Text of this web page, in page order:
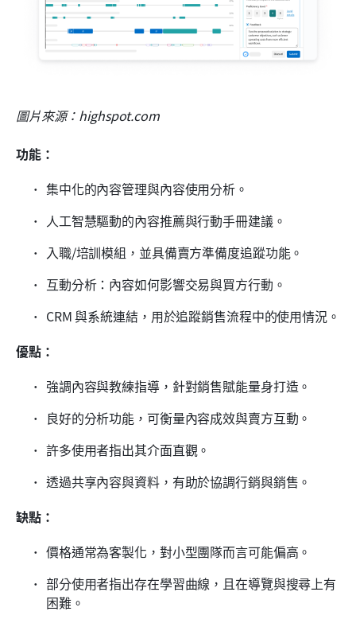
圖片來源：highspot.com
功能：
集中化的內容管理與內容使用分析。
人工智慧驅動的內容推薦與行動手冊建議。
入職/培訓模組，並具備賣方準備度追蹤功能。
互動分析：內容如何影響交易與買方行動。
CRM 與系統連結，用於追蹤銷售流程中的使用情況。
優點：
強調內容與教練指導，針對銷售賦能量身打造。
良好的分析功能，可衡量內容成效與賣方互動。
許多使用者指出其介面直觀。
透過共享內容與資料，有助於協調行銷與銷售。
缺點：
價格通常為客製化，對小型團隊而言可能偏高。
部分使用者指出存在學習曲線，且在導覽與搜尋上有
困難。